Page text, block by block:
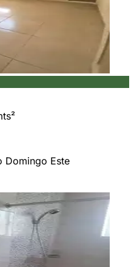
Domingo Este